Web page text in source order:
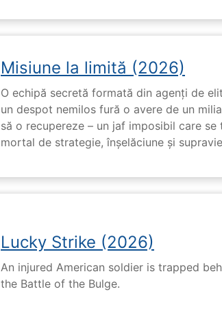
Misiune la limită (2026)
O echipă secretă formată din agenți de
un despot nemilos fură o avere de un
să o recupereze – un jaf imposibil care
mortal de strategie, înșelăciune și
Lucky Strike (2026)
An injured American soldier is trapped
the Battle of the Bulge.